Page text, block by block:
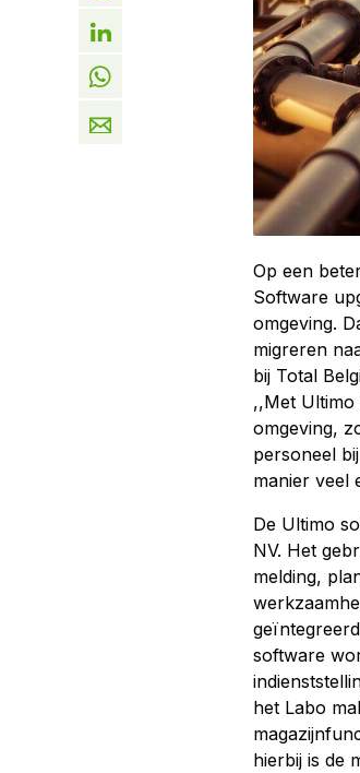
Op een
Software
omgeving.
migreren
bij Total
,,Met
omgeving,
personeel
manier veel
De Ultimo
NV. Het
melding,
software
het Labo
hierbij is de